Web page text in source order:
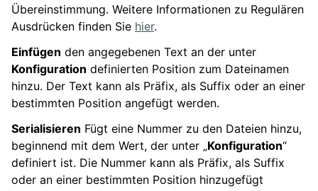
Übereinstimmung. Weitere Informationen zu Regulären
Ausdrücken finden Sie hier.
Einfügen den angegebenen Text an der unter
Konfiguration definierten Position zum Dateinamen
hinzu. Der Text kann als Präfix, als Suffix oder an einer
bestimmten Position angefügt werden.
Serialisieren Fügt eine Nummer zu den Dateien hinzu,
beginnend mit dem Wert, der unter „Konfiguration“
definiert ist. Die Nummer kann als Präfix, als Suffix
oder an einer bestimmten Position hinzugefügt